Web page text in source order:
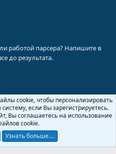
работой парсера? Напишите в
до результата.
Помощь
2026 XenForo Ltd.
cookie, чтобы персонализировать
если Вы зарегистрируетесь.
Вы соглашаетесь на использование
cookie.
Узнать больше.…